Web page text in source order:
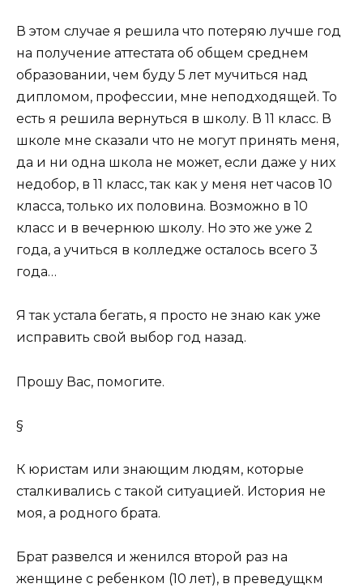
В этом случае я решила что потеряю лучше год
на получение аттестата об общем среднем
образовании, чем буду 5 лет мучиться над
дипломом, профессии, мне неподходящей. То
есть я решила вернуться в школу. В 11 класс. В
школе мне сказали что не могут принять меня,
да и ни одна школа не может, если даже у них
недобор, в 11 класс, так как у меня нет часов 10
класса, только их половина. Возможно в 10
класс и в вечернюю школу. Но это же уже 2
года, а учиться в колледже осталось всего 3
года…
Я так устала бегать, я просто не знаю как уже
исправить свой выбор год назад.
Прошу Вас, помогите.
§
К юристам или знающим людям, которые
сталкивались с такой ситуацией. История не
моя, а родного брата.
Брат развелся и женился второй раз на
женщине с ребенком (10 лет), в преведущкм